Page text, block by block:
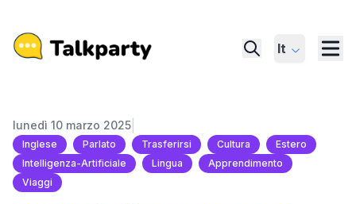
It
lunedì 10 marzo 2025
Inglese Parlato Trasferirsi Cultura
Estero
Intelligenza-Artificiale
Lingua
Apprendimento
Viaggi